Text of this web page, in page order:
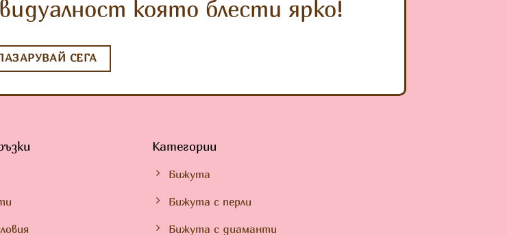
която блести ярко!
СЕГА
Категории
Бижута
Бижута с перли
Бижута с диаманти